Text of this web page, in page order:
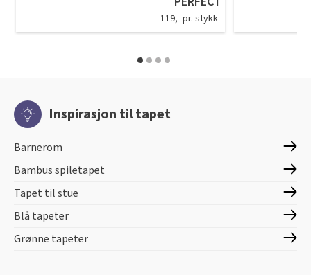
119,- pr. stykk
Inspirasjon til tapet
Barnerom
Bambus spiletapet
Tapet til stue
Blå tapeter
Grønne tapeter